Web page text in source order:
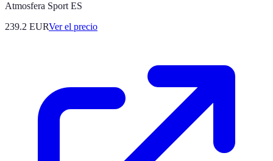
Atmosfera Sport ES
239.2 EURVer el precio